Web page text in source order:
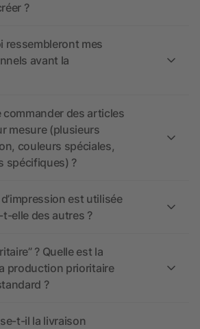
?
ressembleront mes
avant la
des articles
mesure (plusieurs
couleurs spéciales,
spécifiques) ?
est utilisée
elle des autres ?
? Quelle est la
production prioritaire
?
t-il la livraison